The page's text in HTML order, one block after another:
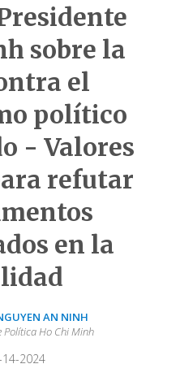
sobre la
el
político
- Valores
refutar
en la
AN NINH
Política Ho Chi Minh
14-2024